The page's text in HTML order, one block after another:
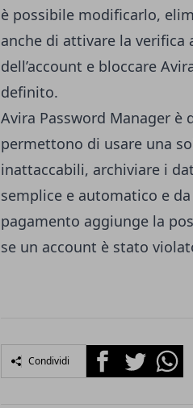
è possibile modificarlo,
anche di attivare la verifica
dell’account e bloccare
definito.
Avira Password Manager è
permettono di usare una
inattaccabili, archiviare i
semplice e automatico e
pagamento aggiunge la
se un account è stato
Condividi FacebookTwitter